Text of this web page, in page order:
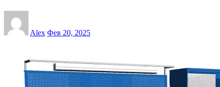
Alex Фев 20, 2025